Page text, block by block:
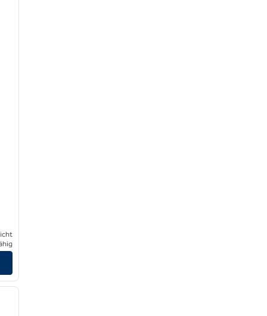
/12
nächstes Bild